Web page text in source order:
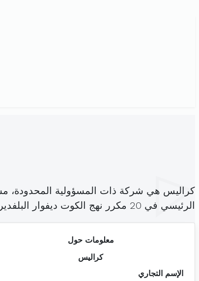
كراليس هي شركة ذات المسؤولية المحدودة،
الرئيسي في 20 مكرر نهج الكوت ديفوار البلفدير المنزه (
معلومات حول
كراليس
الإسم التجاري